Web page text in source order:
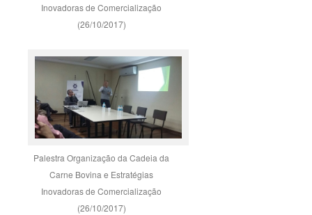
Inovadoras de Comercialização
(26/10/2017)
Palestra Organização da Cadeia da
Carne Bovina e Estratégias
Inovadoras de Comercialização
(26/10/2017)